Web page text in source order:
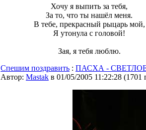
Хочу я выпить за тебя,
За то, что ты нашёл меня.
В тебе, прекрасный рыцарь мой,
Я утонула с головой!
Зая, я тебя люблю.
Спешим поздравить : ПАСХА - СВЕТЛОЕ
Автор: Мastak в 01/05/2005 11:22:28 (1701